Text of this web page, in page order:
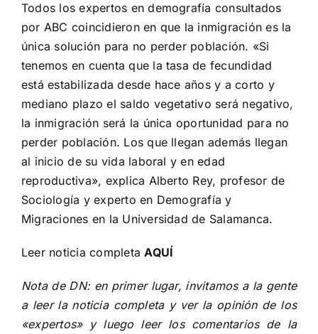
Todos los expertos en demografía consultados
por ABC coincidieron en que la inmigración es la
única solución para no perder población. «Si
tenemos en cuenta que la tasa de fecundidad
está estabilizada desde hace años y a corto y
mediano plazo el saldo vegetativo será negativo,
la inmigración será la única oportunidad para no
perder población. Los que llegan además llegan
al inicio de su vida laboral y en edad
reproductiva», explica Alberto Rey, profesor de
Sociología y experto en Demografía y
Migraciones en la Universidad de Salamanca.
Leer noticia completaAQUÍ
Nota de DN: en primer lugar, invitamos a la gente
a leer la noticia completa y ver la opinión de los
«expertos» y luego leer los comentarios de la